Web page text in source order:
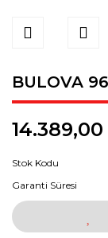
BULOVA
14.389,00
Stok Kodu
Garanti Süresi